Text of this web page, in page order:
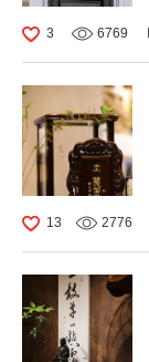
3 6769
13 2776